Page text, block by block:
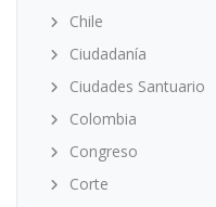
Chile
Ciudadanía
Ciudades Santuario
Colombia
Congreso
Corte